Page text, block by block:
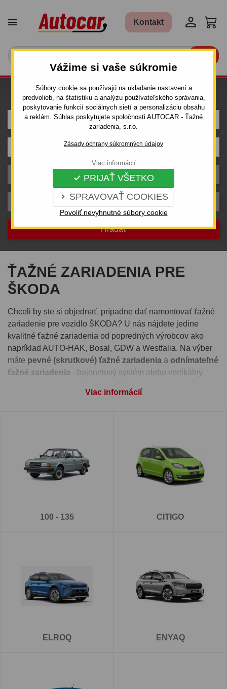
Vážime si vaše súkromie
Súbory cookie sa používajú na ukladanie nastavení a
predvolieb, na štatistiku a analýzu používateľského správania,
poskytovanie funkcií sociálnych sietí a personalizáciu obsahu
a reklám. Súhlas poskytujete spoločnosti AUTOCAR - Ťažné
zariadenia, s.r.o.
Zásady ochrany súkromných údajov
 SPRAVOVAŤ COOKIES
 PRIJAŤ VŠETKO
Povoliť nevyhnutné súbory cookie
Viac informácií
 Kontakt 
Hľadám ťažné pre auto
ŠKODA
ŤAŽNÉ ZARIADENIA PRE
ŠKODA
Chceli by ste si objednať, prípadne dať namontovať ťažné
zariadenie pre vozidlo ŠKODA? U nás nájdete jedine
kvalitné ťažné zariadenia od popredných výrobcov ako
napríklad AUTO-HAK, Bosal, GDW a Westfalia. Na výber
máte pevné (skrutkové) ťažné zariadenia a odnímateľné
ťažné zariadenia - bajonetový systém alebo vertikálny
Ivachnová, Senec alebo Prešov.
Viac informácií
100 - 135 CITIGO
ELROQ ENYAQ